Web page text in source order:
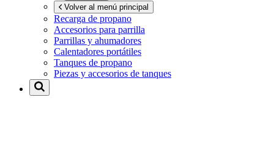
Volver al menú principal
Recarga de propano
Accesorios para parrilla
Parrillas y ahumadores
Calentadores portátiles
Tanques de propano
Piezas y accesorios de tanques